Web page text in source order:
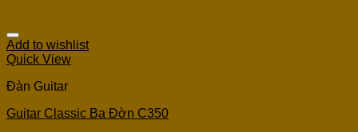
Add to wishlist
Quick View
Đàn Guitar
Guitar Classic Ba Đờn C350